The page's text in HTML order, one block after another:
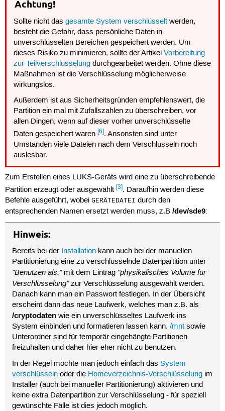
Achtung!
Sollte nicht dasgesamte System verschlüsselt werden,
besteht die Gefahr, dass persönliche Daten in
unverschlüsselten Bereichen gespeichert werden. Um
dieses Risiko zu minimieren, sollte der ArtikelVorbereitung
zur Teilverschlüsselung durchgearbeitet werden. Ohne diese
Maßnahmen ist die Verschlüsselung möglicherweise
wirkungslos.
Außerdem ist aus Sicherheitsgründen empfehlenswert, die
Partition ein mal mit Zufallszahlen zu überschreiben, vor
allen Dingen, wenn auf dieser vorher unverschlüsselte
Daten gespeichert waren[6]. Ansonsten sind unter
Umständen viele Dateien nach dem Verschlüsseln noch
auslesbar.
Zum Erstellen eines LUKS-Geräts wird eine zu überschreibende
Partition erzeugt oder ausgewählt [3]. Daraufhin werden diese
Befehle ausgeführt, wobei GERÄTEDATEI durch den
entsprechenden Namen ersetzt werden muss, z.B /dev/sde9:
Hinweis:
Bereits bei der Installation kann auch bei der manuellen
Partitionierung eine zu verschlüsselnde Datenpartition unter
"Benutzen als:"mit dem Eintrag "physikalisches Volume für
Verschlüsselung"zur Verschlüsselung ausgewählt werden.
Danach kann man ein Passwort festlegen. In der Übersicht
erscheint dann das neue Laufwerk, welches man z.B. als
/cryptodaten wie ein unverschlüsseltes Laufwerk ins
System einbinden und formatieren lassen kann./mnt sowie
Unterordner sind für temporär eingehängte Partitionen
freizuhalten und daher hier eher nicht zu benutzen.
In der Regel möchte man jedoch einfach dasSystem
verschlüsseln oder die Homeverzeichnis-Verschlüsselung im
Installer (auch bei manueller Partitionierung) aktivieren und
keine extra Datenpartition zur Verschlüsselung - für speziell
gewünschte Fälle ist dies jedoch möglich.